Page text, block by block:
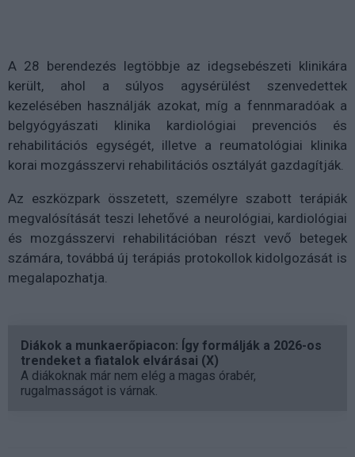
A 28 berendezés legtöbbje az idegsebészeti klinikára
került, ahol a súlyos agysérülést szenvedettek
kezelésében használják azokat, míg a fennmaradóak a
belgyógyászati klinika kardiológiai prevenciós és
rehabilitációs egységét, illetve a reumatológiai klinika
korai mozgásszervi rehabilitációs osztályát gazdagítják.
Az eszközpark összetett, személyre szabott terápiák
megvalósítását teszi lehetővé a neurológiai, kardiológiai
és mozgásszervi rehabilitációban részt vevő betegek
számára, továbbá új terápiás protokollok kidolgozását is
megalapozhatja.
Diákok a munkaerőpiacon: Így formálják a 2026-os
trendeket a fiatalok elvárásai (X)
A diákoknak már nem elég a magas órabér,
rugalmasságot is várnak.